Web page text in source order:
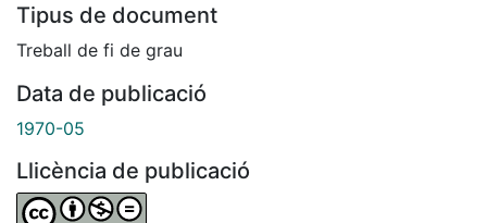
Tipus de document
Treball de fi de grau
Data de publicació
1970-05
Llicència de publicació